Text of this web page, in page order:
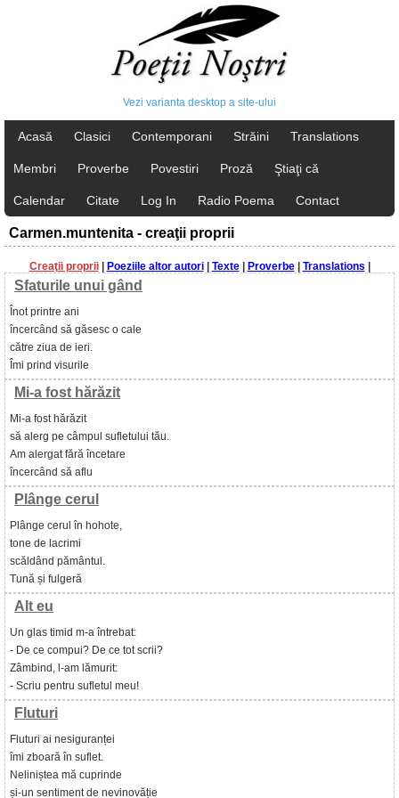
Vezi varianta desktop a site-ului
Acasă Clasici Contemporani Străini Translations
Membri Proverbe Povestiri Proză Ştiaţi că
Calendar Citate Log In Radio Poema Contact
Carmen.muntenita - creaţii proprii
Creaţii proprii| Poeziile altor autori| Texte| Proverbe| Translations
Sfaturile unui gând
Înot printre ani
încercând să găsesc o cale
către ziua de ieri.
Îmi prind visurile
Mi-a fost hărăzit
Mi-a fost hărăzit
să alerg pe câmpul sufletului tău.
Am alergat fără încetare
încercând să aflu
Plânge cerul
Plânge cerul în hohote,
tone de lacrimi
scăldând pământul.
Tună și fulgeră
Alt eu
Un glas timid m-a întrebat:
- De ce compui? De ce tot scrii?
Zâmbind, l-am lămurit:
- Scriu pentru sufletul meu!
Fluturi
Fluturi ai nesiguranței
îmi zboară în suflet.
Neliniștea mă cuprinde
și-un sentiment de nevinovăție